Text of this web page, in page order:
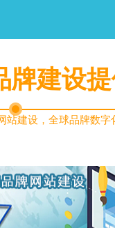
牌建设
站建设，全球品牌数字